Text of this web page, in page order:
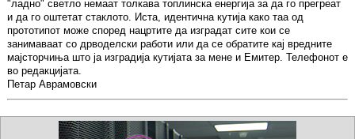
"ладно" светло немаат толкава топлинска енергија за да го прегреат
и да го оштетат стаклото. Иста, идентична кутија како таа од
прототипот може според нацртите да изградат сите кои се
занимаваат со дрводелски работи или да се обратите кај вредните
мајсторчиња што ја изградија кутијата за мене и Емитер. Телефонот е
во редакцијата.
Петар Аврамовски